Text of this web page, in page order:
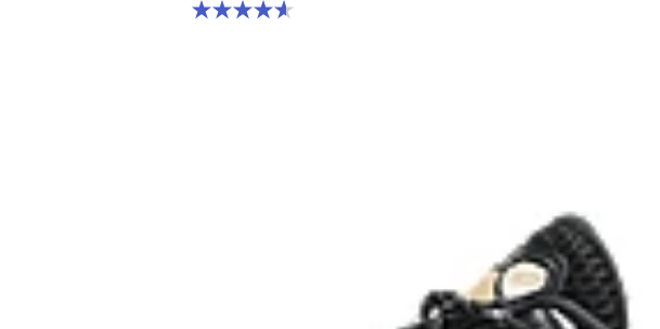
4.6 จาก 5 ดาว 13 รีวิว